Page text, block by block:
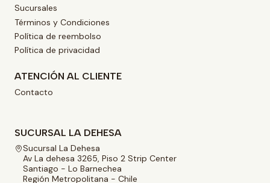
Sucursales
Términos y Condiciones
Política de reembolso
Política de privacidad
ATENCIÓN AL CLIENTE
Contacto
SUCURSAL LA DEHESA
Sucursal La Dehesa
Av La dehesa 3265, Piso 2 Strip Center
Santiago - Lo Barnechea
Región Metropolitana - Chile